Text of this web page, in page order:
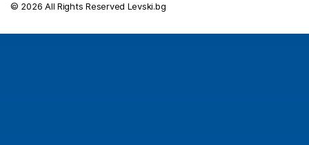
© 2026 All Rights Reserved Levski.bg